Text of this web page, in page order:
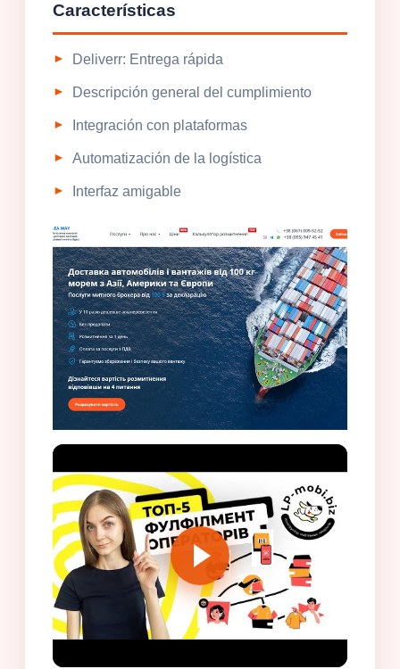
Características
Deliverr: Entrega rápida
Descripción general del cumplimiento
Integración con plataformas
Automatización de la logística
Interfaz amigable